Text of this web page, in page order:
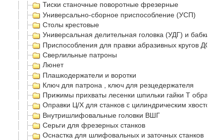
Тиски станочные поворотные фрезерные
Универсально-сборное приспособление (УСП)
Столы крестовые
Универсальная делительная головка (УДГ) и бабки
Приспособления для правки абразивных кругов ДО-
Сверлильные патроны
Люнет
Плашкодержатели и воротки
Ключ для патрона , ключ для резцедержателя
Прижимы прихваты лесенки шпильки гайки Т
Оправки Ц/Х для станков с цилиндрическим
Внутришлифовальные головки ВШГ
Серьги для фрезерных станков
Оснастка для шлифовальных и заточных станков